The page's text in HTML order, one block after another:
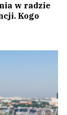
w radzie
Kogo